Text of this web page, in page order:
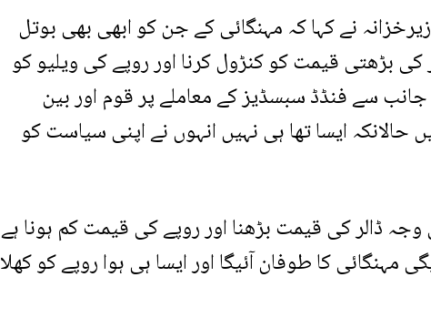
نے کہا کہ مہنگائی کے جن کو ابھی بھی بوتل
بڑھتی قیمت کو کنڑول کرنا اور روپے کی ویلیو کو
سے فنڈڈ سبسڈیز کے معاملے پر قوم اور بین
ایسا تھا ہی نہیں انہوں نے اپنی سیاست کو
ڈالر کی قیمت بڑھنا اور روپے کی قیمت کم ہونا ہے
کا طوفان آئیگا اور ایسا ہی ہوا روپے کو کھلا